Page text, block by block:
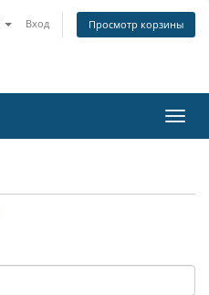
Вход Просмотр корзины